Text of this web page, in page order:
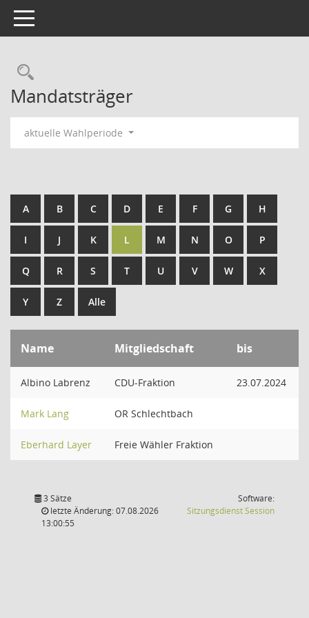
Toggle navigation
Rechercheauswahl
Mandatsträger
aktuelle Wahlperiode
A B C D E F G H
I J K L M N O P
Q R S T U V W X
Y Z Alle
Name Mitgliedschaft bis
Albino Labrenz CDU-Fraktion 23.07.2024
Mark Lang OR Schlechtbach
Eberhard Layer Freie Wähler Fraktion
3 Sätze
letzte Änderung: 07.08.2026
13:00:55
Software:
SitzungsdienstSession(Wird in